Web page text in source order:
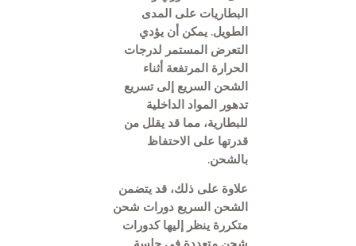
البطاريات على المدى
الطويل. يمكن أن يؤدي
التعرض المستمر لدرجات
الحرارة المرتفعة أثناء
الشحن السريع إلى تسريع
تدهور المواد الداخلية
للبطارية، مما قد يقلل من
قدرتها على الاحتفاظ
بالشحن.
علاوة على ذلك، قد يتضمن
الشحن السريع دورات شحن
متكررة ينظر إليها كدورات